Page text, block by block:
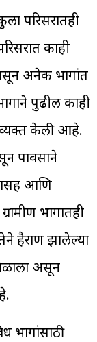
परिसरातही
काही
अनेक भागांत
पुढील काही
व्यक्त केली आहे.
पावसाने
आणि
भागातही
हैराण झालेल्या
असून
भागांसाठी